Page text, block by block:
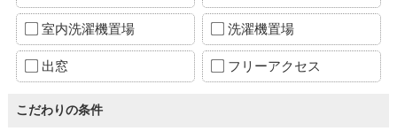
室内洗濯機置場 洗濯機置場
出窓 フリーアクセス
こだわりの条件